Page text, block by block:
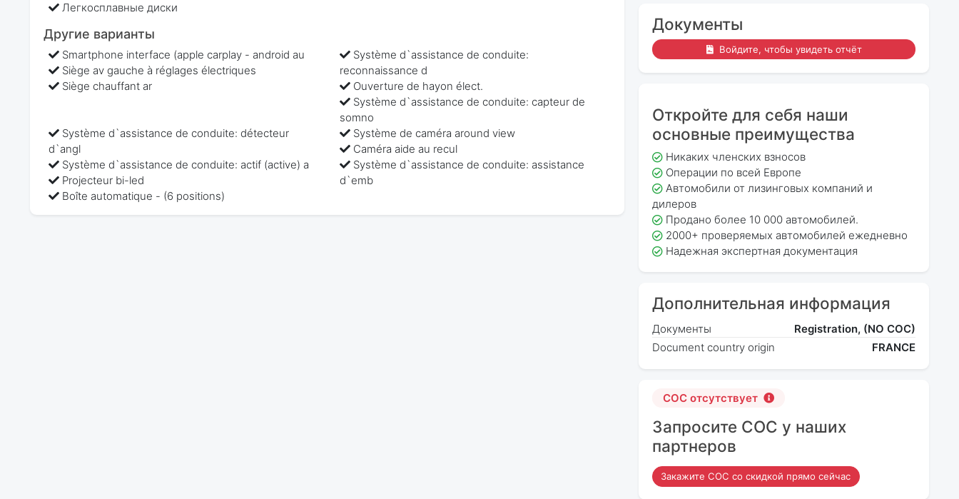
Документы
Войдите, чтобы увидеть отчёт
Откройте для себя наши
основные преимущества
Никаких членских взносов
Операции по всей Европе
Автомобили от лизинговых компаний и
дилеров
Продано более 10 000 автомобилей.
2000+ проверяемых автомобилей ежедневно
Надежная экспертная документация
Дополнительная информация
Документы
Registration, (NO COC)
Document country origin
FRANCE
COC отсутствует
Запросите COC у наших
партнеров
Закажите COC со скидкой прямо сейчас
Легкосплавные диски
Другие варианты
Smartphone interface (apple carplay - android au
Siège av gauche à réglages électriques
Siège chauffant ar
Système d`assistance de conduite:
reconnaissance d
Ouverture de hayon élect.
Système d`assistance de conduite: capteur de
somno
Système d`assistance de conduite: détecteur
d`angl
Système d`assistance de conduite: actif (active) a
Projecteur bi-led
Système de caméra around view
Caméra aide au recul
Système d`assistance de conduite: assistance
d`emb
Boîte automatique - (6 positions)